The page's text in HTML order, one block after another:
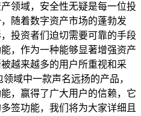
领域，安全性无疑是每一位投
随着数字资产市场的蓬勃发
投资者们迫切需要可靠的手段
，作为一种能够显著增强资产
越来越多的用户所重视和采
域中一款声名远扬的产品，
，赢得了广大用户的信赖，它
签功能，我们将为大家详细且